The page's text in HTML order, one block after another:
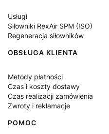
Usługi
Siłowniki RexAir SPM (ISO)
Regeneracja siłowników
OBSŁUGA KLIENTA
Metody płatności
Czas i koszty dostawy
Czas realizacji zamówienia
Zwroty i reklamacje
POMOC